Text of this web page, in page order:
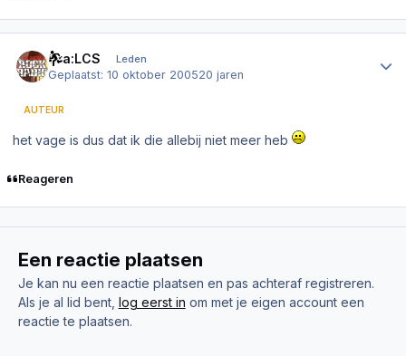
Gta:LCS Leden
Geplaatst:10 oktober 200520 jaren
AUTEUR
het vage is dus dat ik die allebij niet meer heb
Reageren
Een reactie plaatsen
Je kan nu een reactie plaatsen en pas achteraf registreren.
Als je al lid bent, log eerst in om met je eigen account een
reactie te plaatsen.